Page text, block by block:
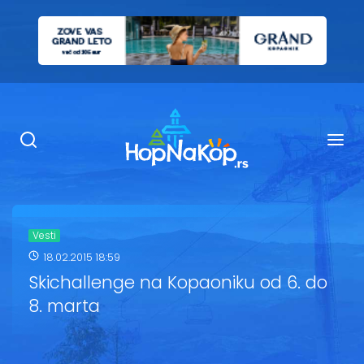
Ugostiteljstvo
Kop Info
Vesti
18.02.2015 18:59
Skichallenge na Kopaoniku od 6. do
8. marta